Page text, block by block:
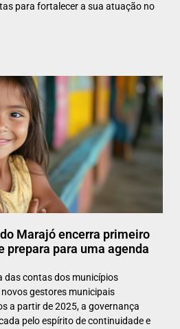
para fortalecer a sua atuação no
Marajó encerra primeiro
prepara para uma agenda
das contas dos municípios
gestores municipais
a partir de 2025, a governança
pelo espírito de continuidade e